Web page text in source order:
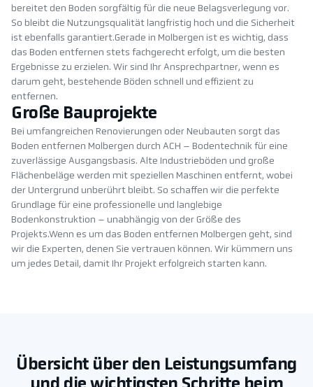
bereitet den Boden sorgfältig für die neue Belagsverlegung vor.
So bleibt die Nutzungsqualität langfristig hoch und die Sicherheit
ist ebenfalls garantiert.Gerade in Molbergen ist es wichtig, dass
das Boden entfernen stets fachgerecht erfolgt, um die besten
Ergebnisse zu erzielen. Wir sind Ihr Ansprechpartner, wenn es
darum geht, bestehende Böden schnell und effizient zu
entfernen.
Große Bauprojekte
Bei umfangreichen Renovierungen oder Neubauten sorgt das
Boden entfernen Molbergen durch ACH – Bodentechnik für eine
zuverlässige Ausgangsbasis. Alte Industrieböden und große
Flächenbeläge werden mit speziellen Maschinen entfernt, wobei
der Untergrund unberührt bleibt. So schaffen wir die perfekte
Grundlage für eine professionelle und langlebige
Bodenkonstruktion – unabhängig von der Größe des
Projekts.Wenn es um das Boden entfernen Molbergen geht, sind
wir die Experten, denen Sie vertrauen können. Wir kümmern uns
um jedes Detail, damit Ihr Projekt erfolgreich starten kann.
Übersicht über den Leistungsumfang